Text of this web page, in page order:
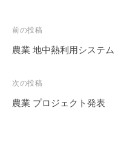
投
稿
ビ
ゲ
前の投稿
農業 地中熱利用システム
次の投稿
農業 プロジェクト発表